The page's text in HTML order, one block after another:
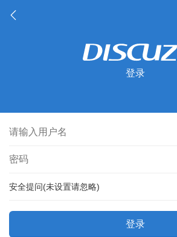
登录
安全提问(未设置请忽略)
登录